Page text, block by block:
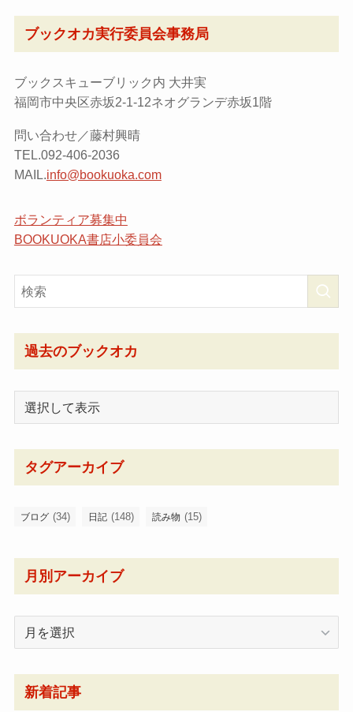
ブックオカ実行委員会事務局
ブックスキューブリック内 大井実
福岡市中央区赤坂2-1-12ネオグランデ赤坂1階
問い合わせ／藤村興晴
TEL.092-406-2036
MAIL.info@bookuoka.com
ボランティア募集中
BOOKUOKA書店小委員会
過去のブックオカ
タグアーカイブ
ブログ (34) 日記 (148) 読み物 (15)
月別アーカイブ
ー
カ
新着記事